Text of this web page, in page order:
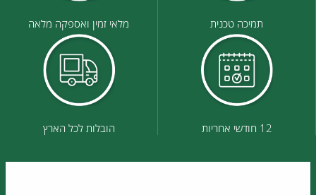
תמיכה טכנית מלאי זמין ואספקה מלאה
12 חודשי אחריות הובלות לכל הארץ